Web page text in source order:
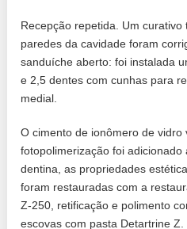
Recepção repetida. Um
paredes da cavidade foram
sanduíche aberto: foi instalada
e 2,5 dentes com cunhas para
medial.
O cimento de ionômero de vidro
fotopolimerização foi
dentina, as propriedades
foram restauradas com a
Z-250, retificação e polimento
escovas com pasta Detartrine Z.